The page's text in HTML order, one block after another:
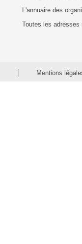
L'annuaire des
Toutes les adresses
Mentions